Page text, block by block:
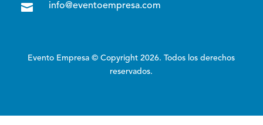
 info@eventoempresa.com
Evento Empresa © Copyright 2026. Todos los derechos
reservados.